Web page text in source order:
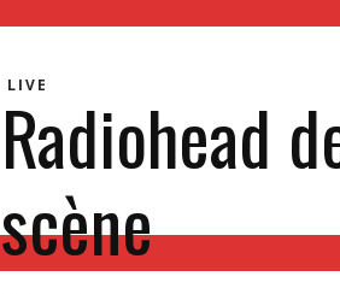
LIVE
Radiohead
scène